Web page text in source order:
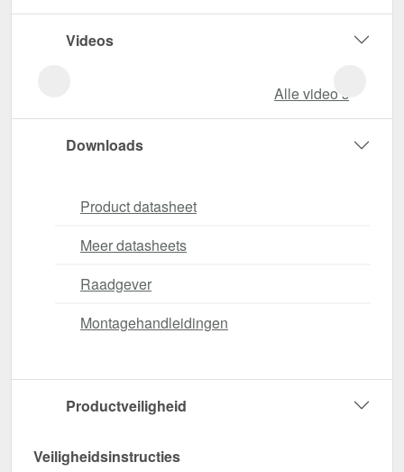
Videos
Alle video‘s
Downloads
Product datasheet
Meer datasheets
Raadgever
Montagehandleidingen
Productveiligheid
Veiligheidsinstructies